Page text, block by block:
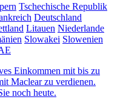
Tschechische Republik
Deutschland
Litauen Niederlande
Slowakei Slowenien
Einkommen mit bis zu
Maclear zu verdienen.
noch heute.